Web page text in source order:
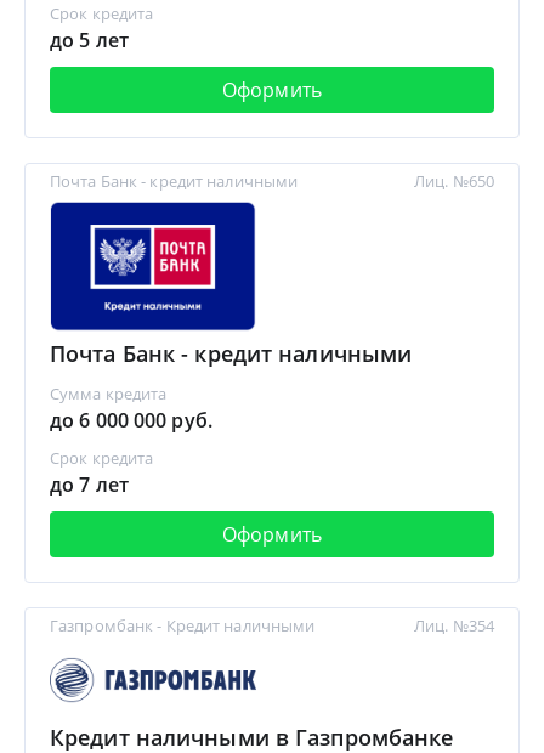
Срок кредита
до 5 лет
Оформить
Почта Банк - кредит наличными
Почта Банк - кредит наличными
Сумма кредита
до 6 000 000 руб.
Срок кредита
до 7 лет
Оформить
Лиц. №650
Газпромбанк - Кредит наличными
Кредит наличными в Газпромбанке
Лиц. №354